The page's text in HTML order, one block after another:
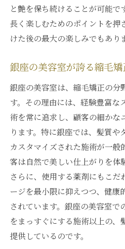
銀座で叶う理想の髪
理想の髪質を追求す
縮毛矯正で銀座が導く
縮毛矯正と銀座の美容技
銀座の美容技術が支
縮毛矯正と銀座の技
銀座の技術が融合す
縮毛矯正と銀座の美容
しさ
銀座で進化する縮毛
ジー
縮毛矯正体験を高める
髪のダメージを縮毛矯正
銀座で縮毛矯正が叶
と艶を保ち続けることが可能で
長く楽しむためのポイントを押
けた後の最大の楽しみでもあり
銀座の美容室が誇る縮毛
銀座の美容室は、縮毛矯正の分
す。その理由には、経験豊富な
術を常に追求し、顧客の細かな
ります。特に銀座では、髪質
カスタマイズされた施術が一般
客は自然で美しい仕上がりを体
さらに、使用する薬剤にもこだ
ージを最小限に抑えつつ、健康
されています。銀座の美容室で
をまっすぐにする施術以上の、
提供しているのです。